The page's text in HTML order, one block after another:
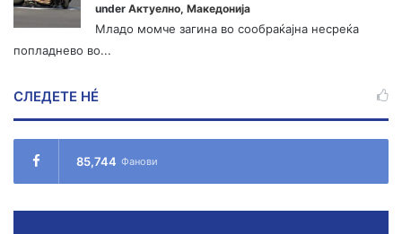
under Актуелно, Македонија
Младо момче загина во сообраќајна несреќа
попладнево во...
СЛЕДЕТЕ НÉ
85,744 Фанови